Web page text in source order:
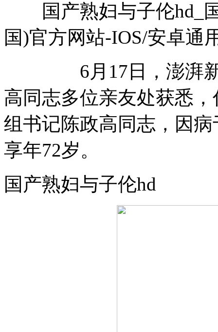
国产熟妇与子伦hd_国
国)官方网站-IOS/安卓通
6月17日，澎湃新闻
高同志多位亲友处获悉
组书记陈政高同志，因
享年72岁。
国产熟妇与子伦hd